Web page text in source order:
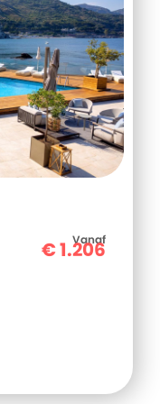
Vanaf
€1.206